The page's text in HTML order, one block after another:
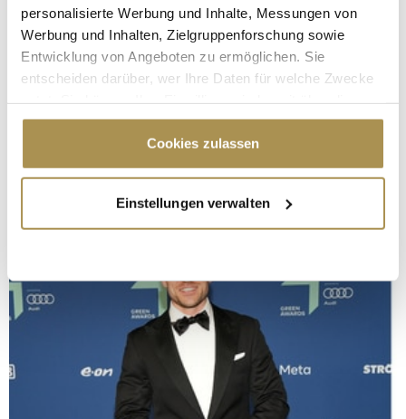
personalisierte Werbung und Inhalte, Messungen von
Werbung und Inhalten, Zielgruppenforschung sowie
Entwicklung von Angeboten zu ermöglichen. Sie
entscheiden darüber, wer Ihre Daten für welche Zwecke
Cookie-Erklärung oder durch Klicken auf das Privacy
Trigger Symbol ändern oder widerrufen
Informationen über Ihre geografische Lage
erfassen, welche bis auf einige Meter genau sein
bestimmten Merkmalen (Fingerprinting) identifizieren
Erfahren Sie mehr darüber, wie Ihre persönlichen Daten
verarbeitet werden, und legen Sie Ihre Präferenzen im
Abschnitt Einzelheiten
fest.
Wir verwenden Cookies, um Inhalte und Anzeigen zu
Cookies zulassen
Einstellungen verwalten